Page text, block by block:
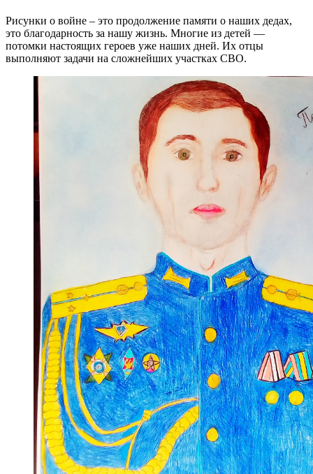
Рисунки о войне – это продолжение памяти о наших дедах,
это благодарность за нашу жизнь. Многие из детей —
потомки настоящих героев уже наших дней. Их отцы
выполняют задачи на сложнейших участках СВО.